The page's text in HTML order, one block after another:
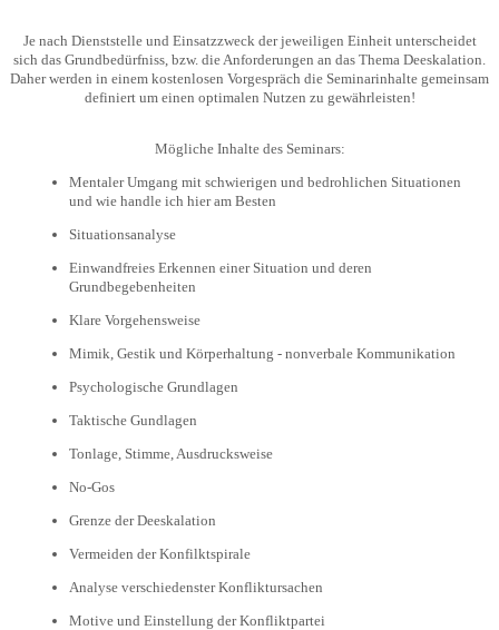
Je nach Dienststelle und Einsatzzweck der jeweiligen Einheit unterscheidet
sich das Grundbedürfniss, bzw. die Anforderungen an das Thema Deeskalation.
Daher werden in einem kostenlosen Vorgespräch die Seminarinhalte gemeinsam
definiert um einen optimalen Nutzen zu gewährleisten!
Mögliche Inhalte des Seminars:
Mentaler Umgang mit schwierigen und bedrohlichen Situationen
und wie handle ich hier am Besten
Situationsanalyse
Einwandfreies Erkennen einer Situation und deren
Grundbegebenheiten
Klare Vorgehensweise
Mimik, Gestik und Körperhaltung - nonverbale Kommunikation
Psychologische Grundlagen
Taktische Gundlagen
Tonlage, Stimme, Ausdrucksweise
No-Gos
Grenze der Deeskalation
Vermeiden der Konfilktspirale
Analyse verschiedenster Konfliktursachen
Motive und Einstellung der Konfliktpartei